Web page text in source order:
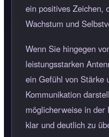
ein positives Zeichen,
Wachstum und
Wenn Sie hingegen
leistungsstarken
ein Gefühl von Stärke
Kommunikation
möglicherweise in der
klar und deutlich zu